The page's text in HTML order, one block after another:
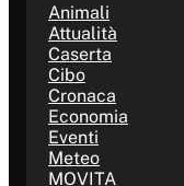
Animali
Attualità
Caserta
Cibo
Cronaca
Economia
Eventi
Meteo
MOVITA